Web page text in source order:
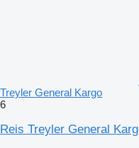
Treyler General Kargo
6
Reis Treyler General